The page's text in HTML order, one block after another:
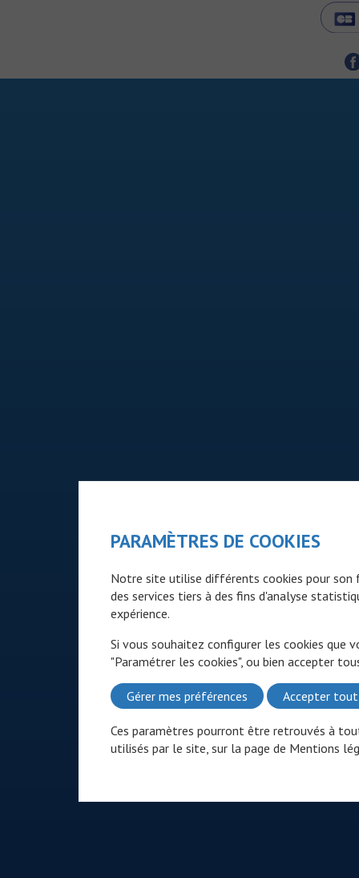
PARAMÈTRES DE COOKIES
Notre site utilise différents cookies pour son
des services tiers à des fins d'analyse
expérience.
Si vous souhaitez configurer les cookies que
"Paramétrer les cookies", ou bien accepter
Gérer mes préférences Accepter tout
Ces paramètres pourront être retrouvés à
utilisés par le site, sur la page de Mentions